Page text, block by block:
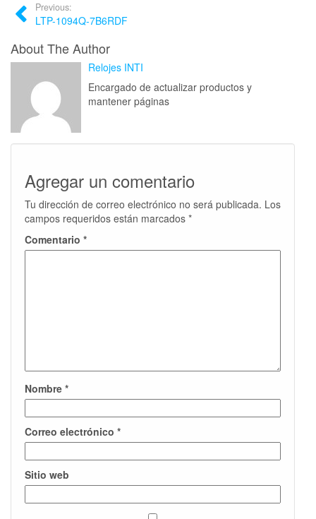
Previous:
LTP-1094Q-7B6RDF
About The Author
Relojes INTI
Encargado de actualizar productos y
mantener páginas
Agregar un comentario
Tu dirección de correo electrónico no será publicada. Los
campos requeridos están marcados *
Comentario *
Nombre *
Correo electrónico *
Sitio web